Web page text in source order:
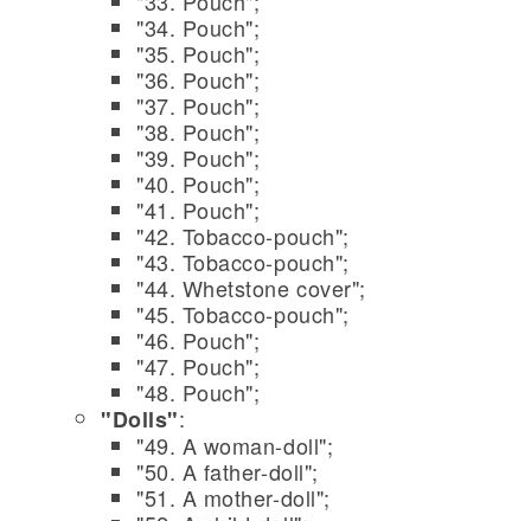
"34. Pouch";
"35. Pouch";
"36. Pouch";
"37. Pouch";
"38. Pouch";
"39. Pouch";
"40. Pouch";
"41. Pouch";
"42. Tobacco-pouch";
"43. Tobacco-pouch";
"44. Whetstone cover";
"45. Tobacco-pouch";
"46. Pouch";
"47. Pouch";
"48. Pouch";
"Dolls":
"49. A woman-doll";
"50. A father-doll";
"51. A mother-doll";